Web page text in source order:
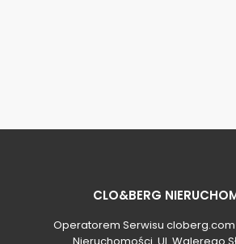
CLO&BERG
Operatorem Serwisu